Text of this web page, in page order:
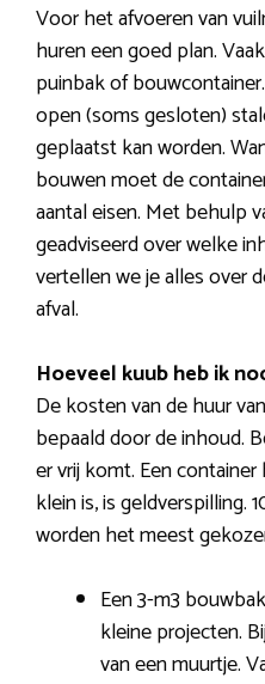
Voor het afvoeren van
huren een goed plan.
puinbak of
open (soms gesloten)
geplaatst kan worden.
bouwen moet de
aantal eisen. Met behulp
geadviseerd over welke
vertellen we je alles over
afval.
Hoeveel kuub heb ik
De kosten van de huur
bepaald door de inhoud.
er vrij komt. Een
klein is, is geldverspilling.
worden het meest
Een 3-m3
kleine projecten.
van een muurtje.